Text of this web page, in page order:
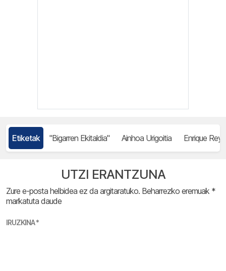
Etiketak "Bigarren Ekitaldia" Ainhoa Urigoitia Enrique Rey
UTZI ERANTZUNA
Zure e-posta helbidea ez da argitaratuko. Beharrezko eremuak *
markatuta daude
IRUZKINA*